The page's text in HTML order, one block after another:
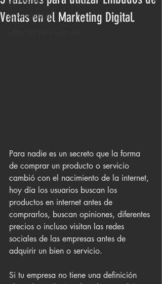
Tu comunidad
Ventas en el Marketing Digital.
Para nadie es un secreto que la forma
de comprar un producto o servicio
cambió con el nacimiento de la internet,
hoy día los usuarios buscan los
productos en internet antes de
comprarlos, buscan opiniones, diferentes
precios o incluso visitan las redes
sociales de las empresas antes de
adquirir un bien o servicio.
Si tu empresa no tiene una definición